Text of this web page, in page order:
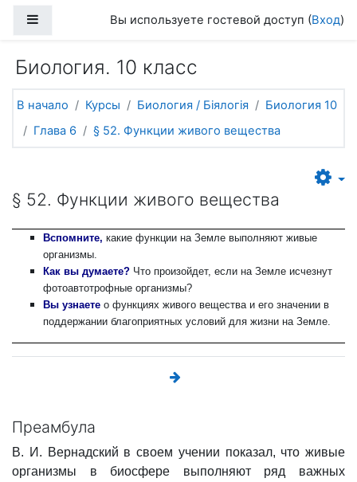
Боковая панельВы используете гостевой доступ (Вход)
Биология. 10 класс
В начало Курсы Биология / Біялогія
Биология 10
Глава 6
§ 52. Функции живого вещества
§ 52. Функции живого вещества
Вспомните,какие функции на Земле выполняют живые
организмы.
Как вы думаете? Что произойдет, если на Земле исчезнут
фотоавтотрофные организмы?
Вы узнаетео функциях живого вещества и его значении в
поддержании благоприятных условий для жизни на Земле.
Преамбула
В. И. Вернадский в своем учении показал, что живые
организмы в биосфере выполняют ряд важных